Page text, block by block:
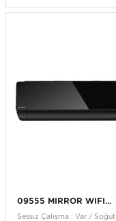
09555 MIRROR WIFI...
Sessiz Çalışma : Var /